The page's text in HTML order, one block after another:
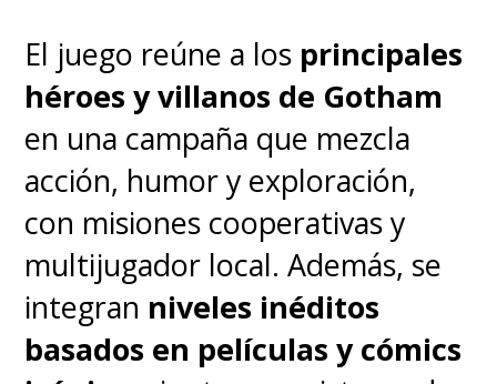
El juego reúne a los principales
héroes y villanos de Gotham
en una campaña que mezcla
acción, humor y exploración,
con misiones cooperativas y
multijugador local. Además, se
integran niveles inéditos
basados en películas y cómics